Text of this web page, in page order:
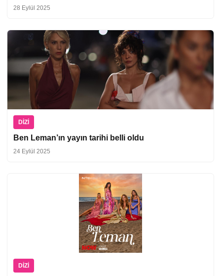
28 Eylül 2025
DIZI
Ben Leman’ın yayın tarihi belli oldu
24 Eylül 2025
DIZI